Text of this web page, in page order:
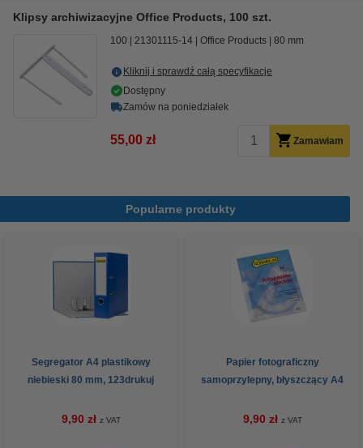
Klipsy archiwizacyjne Office Products, 100 szt.
100 21301115-14 Office Products 80 mm
Kliknij i sprawdź całą specyfikacje
Dostępny
Zamów na poniedziałek
55,00 zł Zamawiam
Popularne produkty
Segregator A4 plastikowy
niebieski 80 mm, 123drukuj
9,90 zł z VAT
Papier fotograficzny
samoprzylepny, błyszczący A4
9,90 zł z VAT